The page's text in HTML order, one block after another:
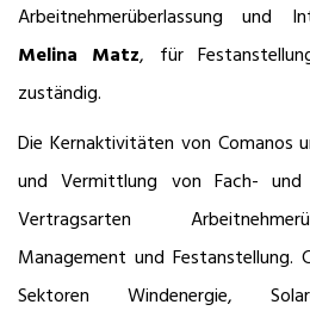
Arbeitnehmerüberlassung und
Melina Matz, für
zuständig.
Die Kernaktivitäten von Comanos
und Vermittlung von Fach- und
Vertragsarten
Management und Festanstellung.
Sektoren Windenergie,